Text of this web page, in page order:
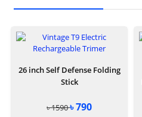
26 inch Self Defense Folding
Stick
৳ 1590৳ 790